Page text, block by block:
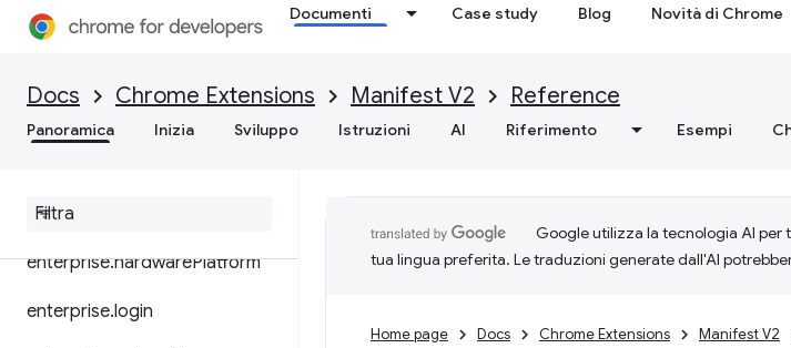
Documenti Case study Blog Novità di Chrome
Docs Chrome Extensions Manifest V2 Reference
Panoramica Inizia Sviluppo Istruzioni AI Riferimento Esempi
dns
enterprise
enterprise.hardwarePlatform
enterprise.login
Google utilizza la tecnologia AI per
tua lingua preferita. Le traduzioni generate dall'AI
Home page Docs Chrome Extensions Manifest V2